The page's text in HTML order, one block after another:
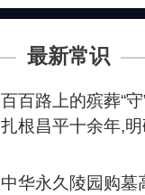
最新常识
百百路上的殡葬“
扎根昌平十余年,
中华永久陵园购墓